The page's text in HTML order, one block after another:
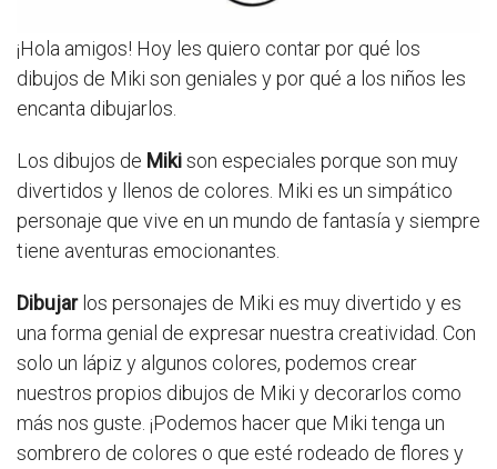
¡Hola amigos! Hoy les quiero contar por qué los
dibujos de Miki son geniales y por qué a los niños les
encanta dibujarlos.
Los dibujos de Mikison especiales porque son muy
divertidos y llenos de colores. Miki es un simpático
personaje que vive en un mundo de fantasía y siempre
tiene aventuras emocionantes.
Dibujarlos personajes de Miki es muy divertido y es
una forma genial de expresar nuestra creatividad. Con
solo un lápiz y algunos colores, podemos crear
nuestros propios dibujos de Miki y decorarlos como
más nos guste. ¡Podemos hacer que Miki tenga un
sombrero de colores o que esté rodeado de flores y